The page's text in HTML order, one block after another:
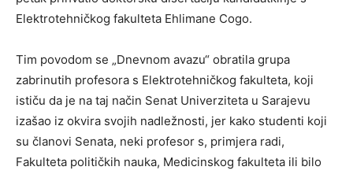
Elektrotehničkog fakulteta Ehlimane Cogo.
Tim povodom se „Dnevnom avazu“ obratila grupa
zabrinutih profesora s Elektrotehničkog fakulteta, koji
ističu da je na taj način Senat Univerziteta u Sarajevu
izašao iz okvira svojih nadležnosti, jer kako studenti koji
su članovi Senata, neki profesor s, primjera radi,
Fakulteta političkih nauka, Medicinskog fakulteta ili bilo